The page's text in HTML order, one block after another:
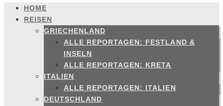
Zum
Inhalt
springen
HOME
REISEN
GRIECHENLAND
ALLE REPORTAGEN: FESTLAND &
INSELN
ALLE REPORTAGEN: KRETA
ITALIEN
ALLE REPORTAGEN: ITALIEN
DEUTSCHLAND